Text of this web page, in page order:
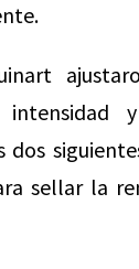
intensidad
sellar la